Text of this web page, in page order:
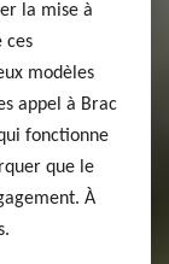
la mise à
ces
modèles
appel à Brac
fonctionne
que le
À